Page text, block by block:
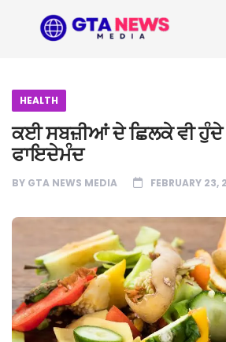
HEALTH
ਕਈ ਸਬਜ਼ੀਆਂ ਦੇ ਛਿਲਕੇ ਵੀ
ਫਾਇਦੇਮੰਦ
BY GTA NEWS MEDIA FEBRUARY 23,